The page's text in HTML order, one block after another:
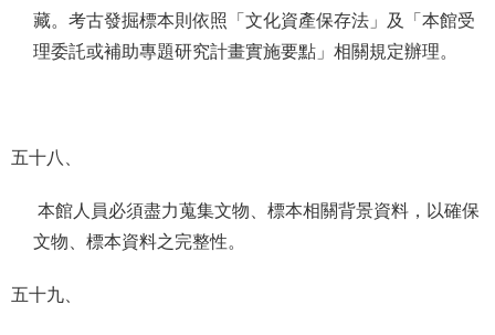
藏。考古發掘標本則依照「文化資產保存法」及「本館受
理委託或補助專題研究計畫實施要點」相關規定辦理。
五十八、
本館人員必須盡力蒐集文物、標本相關背景資料，以確保
文物、標本資料之完整性。
五十九、